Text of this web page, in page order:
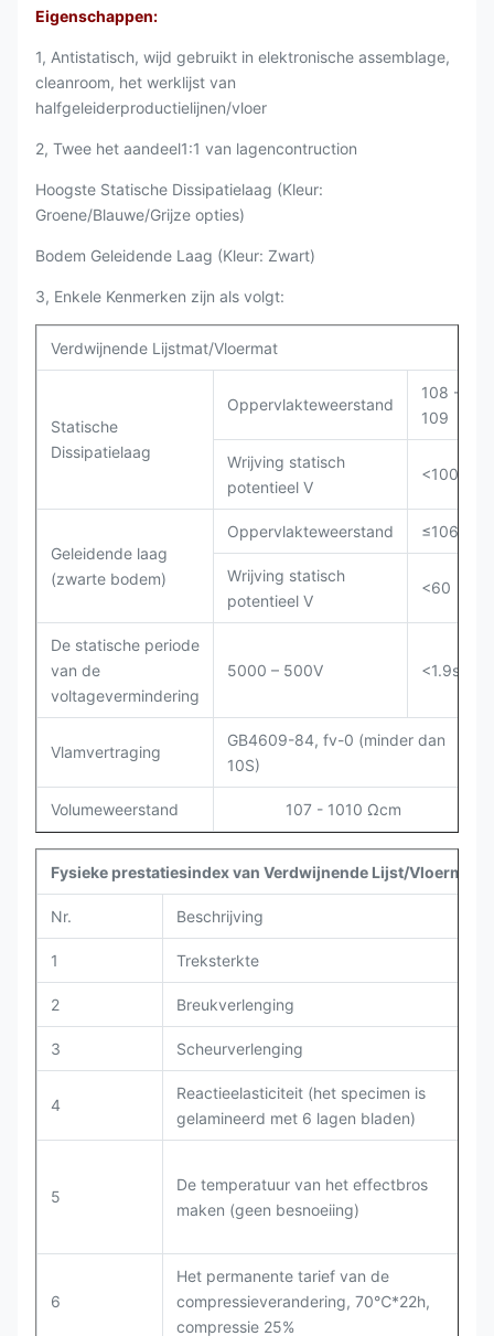
Eigenschappen:
1, Antistatisch, wijd gebruikt in elektronische assemblage,
cleanroom, het werklijst van
halfgeleiderproductielijnen/vloer
2, Twee het aandeel1:1 van lagencontruction
Hoogste Statische Dissipatielaag (Kleur:
Groene/Blauwe/Grijze opties)
Bodem Geleidende Laag (Kleur: Zwart)
3, Enkele Kenmerken zijn als volgt:
Verdwijnende Lijstmat/Vloermat
Statische
Dissipatielaag
Oppervlakteweerstand
108 -
109
Wrijving statisch
potentieel V
<100
Geleidende laag
(zwarte bodem)
Oppervlakteweerstand ≤106
Wrijving statisch
potentieel V
<60
De statische periode
van de
voltagevermindering
5000 – 500V <1.9s
Vlamvertraging
GB4609-84, fv-0 (minder dan
10S)
Volumeweerstand 107 - 1010 Ωcm
Fysieke prestatiesindex van Verdwijnende Lijst/Vloermat
Nr. Beschrijving
1 Treksterkte
2 Breukverlenging
3 Scheurverlenging
4
Reactieelasticiteit (het specimen is
gelamineerd met 6 lagen bladen)
5
De temperatuur van het effectbros
maken (geen besnoeiing)
6
Het permanente tarief van de
compressieverandering, 70℃*22h,
compressie 25%